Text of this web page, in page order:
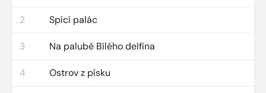
2 Spící palác
3 Na palubě Bílého delfína
4 Ostrov z písku